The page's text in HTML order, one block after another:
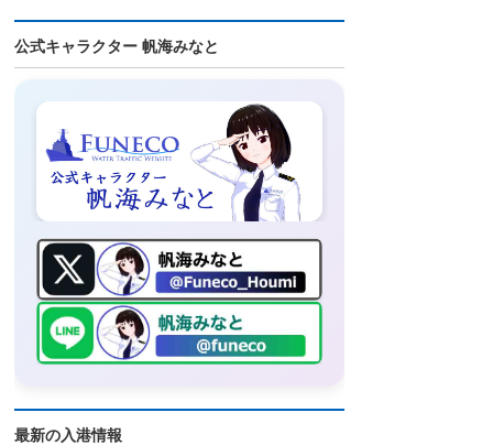
公式キャラクター 帆海みなと
最新の入港情報